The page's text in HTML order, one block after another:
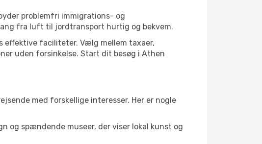
problemfri immigrations- og
fra luft til jordtransport hurtig og bekvem.
effektive faciliteter. Vælg mellem taxaer,
uden forsinkelse. Start dit besøg i Athen
med forskellige interesser. Her er nogle
og spændende museer, der viser lokal kunst og